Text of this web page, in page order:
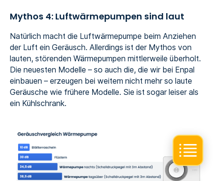
Mythos 4: Luftwärmepumpen sind laut
Natürlich macht die Luftwärmepumpe beim Anziehen
der Luft ein Geräusch. Allerdings ist der Mythos von
lauten, störenden Wärmepumpen mittlerweile überholt.
Die neuesten Modelle – so auch die, die wir bei Enpal
einbauen – erzeugen bei weitem nicht mehr so laute
Geräusche wie frühere Modelle. Sie ist sogar leiser als
ein Kühlschrank.